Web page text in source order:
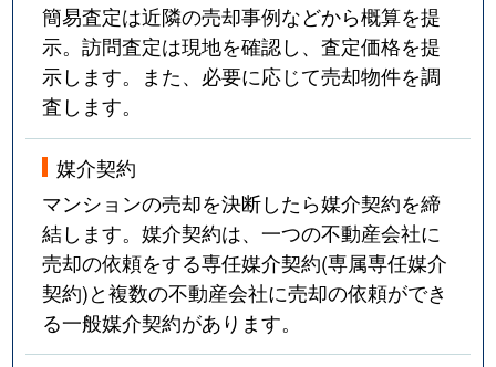
簡易査定は近隣の売却事例などから概算を提
示。訪問査定は現地を確認し、査定価格を提
示します。また、必要に応じて売却物件を調
査します。
媒介契約
マンションの売却を決断したら媒介契約を締
結します。媒介契約は、一つの不動産会社に
売却の依頼をする専任媒介契約(専属専任媒介
契約)と複数の不動産会社に売却の依頼ができ
る一般媒介契約があります。